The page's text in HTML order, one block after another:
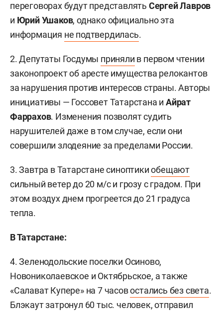
переговорах будут представлять Сергей Лавров
и Юрий Ушаков, однако официально эта
информация не подтвердилась.
2. Депутаты Госдумы приняли в первом чтении
законопроект об аресте имущества релокантов
за нарушения против интересов страны. Авторы
инициативы — Госсовет Татарстана и Айрат
Фаррахов. Изменения позволят судить
нарушителей даже в том случае, если они
совершили злодеяние за пределами России.
3. Завтра в Татарстане синоптикиобещают
сильный ветер до 20 м/с и грозу с градом. При
этом воздух днем прогреется до 21 градуса
тепла.
В Татарстане:
4. Зеленодольские поселки Осиново,
Новониколаевское и Октябрьское, а также
«Салават Купере» на 7 часовостались без света.
Блэкаут затронул 60 тыс. человек, отправил